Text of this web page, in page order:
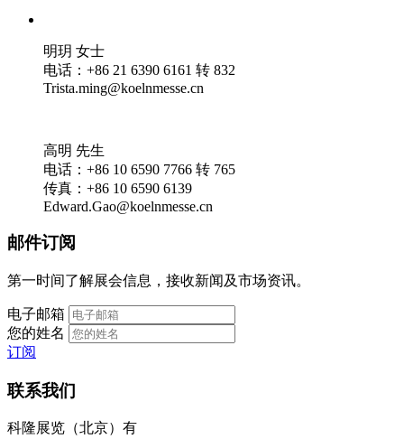
明玥 女士
电话：+86 21 6390 6161 转 832
Trista.ming@koelnmesse.cn
高明 先生
电话：+86 10 6590 7766 转 765
传真：+86 10 6590 6139
Edward.Gao@koelnmesse.cn
邮件订阅
第一时间了解展会信息，接收新闻及市场资讯。
电子邮箱
您的姓名
订阅
联系我们
科隆展览（北京）有